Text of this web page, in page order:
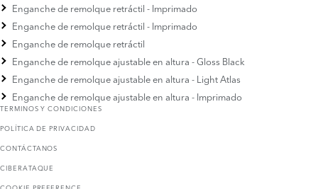
Enganche de remolque retráctil - Imprimado
Enganche de remolque retráctil - Imprimado
Enganche de remolque retráctil
Enganche de remolque ajustable en altura - Gloss Black
Enganche de remolque ajustable en altura - Light Atlas
Enganche de remolque ajustable en altura - Imprimado
TERMINOS Y CONDICIONES
POLÍTICA DE PRIVACIDAD
CONTÁCTANOS
CIBERATAQUE